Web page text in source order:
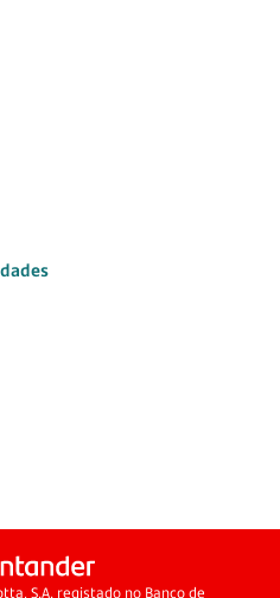
S.A. registado no Banco de